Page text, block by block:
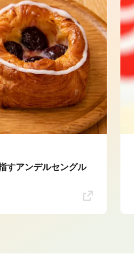
すアンデルセングル